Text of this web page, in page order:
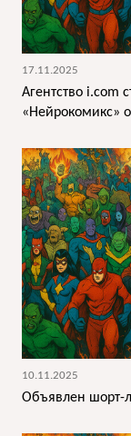
17.11.2025
Агентство i.com
«Нейрокомикс»
10.11.2025
Объявлен шорт-